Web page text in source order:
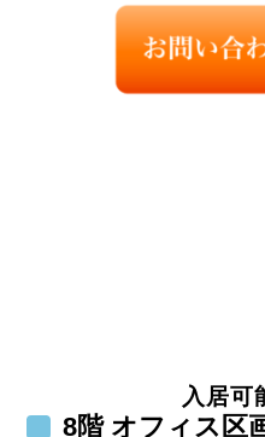
入居
8階 オフィス区